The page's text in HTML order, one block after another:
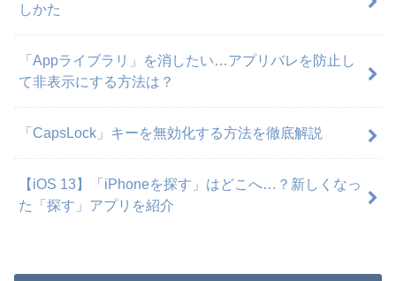
しかた
「Appライブラリ」を消したい…アプリバレを防止し
て非表示にする方法は？
「CapsLock」キーを無効化する方法を徹底解説
【iOS 13】「iPhoneを探す」はどこへ…？新しくなっ
た「探す」アプリを紹介